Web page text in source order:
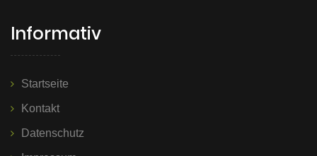
Informativ
Startseite
Kontakt
Datenschutz